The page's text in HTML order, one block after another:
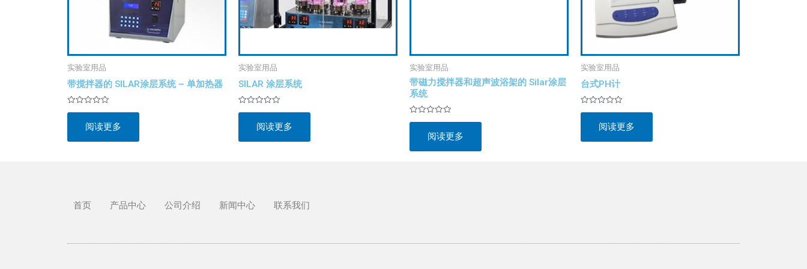
实验室用品
带搅拌器的 SILAR涂层系统 – 单加热器
评
&sol;
5
阅读更多
实验室用品
SILAR 涂层系统
评
&sol;
5
阅读更多
实验室用品
带磁力搅拌器和超声波浴架的 Silar涂层
系统
评
&sol;
5
阅读更多
实验室用品
台式PH计
评
&sol;
5
阅读更多
首页 产品中心 公司介绍 新闻中心 联系我们